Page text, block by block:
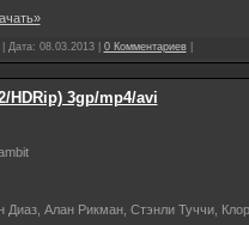
Дата: 08.03.2013| 0 Комментариев|
HDRip) 3gp/mp4/avi
Диаз, Алан Рикман, Стэнли Туччи,